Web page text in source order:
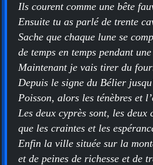
Ils courent comme une bête
Ensuite tu as parlé de trente
Sache que chaque lune se
de temps en temps pendant
Maintenant je vais tirer du
Depuis le signe du Bélier
Poisson, alors les ténèbres et
Les deux cyprès sont, les
que les craintes et les
Enfin la ville située sur la
et de peines de richesse et de